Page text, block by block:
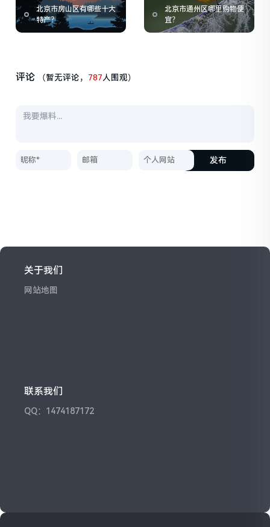
北京市房山区有哪些十大
特产？
北京市通州区哪里购物便
宜？
评论 （暂无评论， 787人围观）
发布
关于我们
网站地图
联系我们
QQ：1474187172